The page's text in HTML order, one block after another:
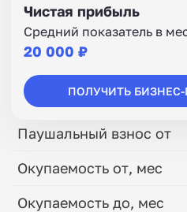
Чистая прибыль
Средний показатель в
20 000 ₽
ПОЛУЧИТЬ
Паушальный взнос от
Окупаемость от, мес
Окупаемость до, мес